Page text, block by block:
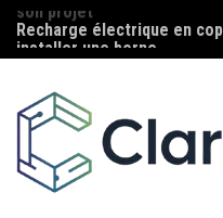
Aller
au
contenu
Recharge électrique en
installer une borne